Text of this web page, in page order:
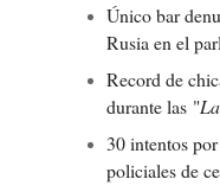
Único bar
Rusia en el
Record de
durante las "
30 intentos
policiales de